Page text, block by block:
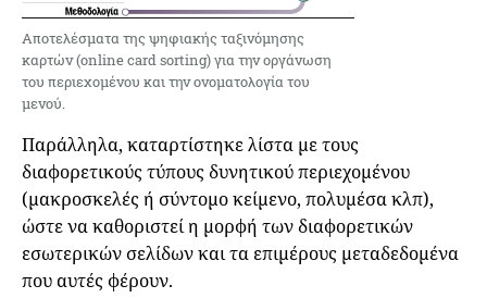
Αποτελέσματα της ψηφιακής ταξινόμησης
καρτών (online card sorting) για την οργάνωση
του περιεχομένου και την ονοματολογία του
μενού.
Παράλληλα, καταρτίστηκε λίστα με τους
διαφορετικούς τύπους δυνητικού περιεχομένου
(μακροσκελές ή σύντομο κείμενο, πολυμέσα κλπ),
ώστε να καθοριστεί η μορφή των διαφορετικών
εσωτερικών σελίδων και τα επιμέρους μεταδεδομένα
που αυτές φέρουν.